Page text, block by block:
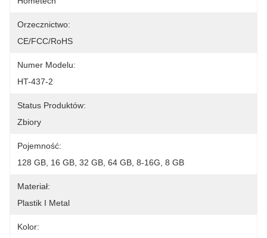
Orzecznictwo:
CE/FCC/RoHS
Numer Modelu:
HT-437-2
Status Produktów:
Zbiory
Pojemność:
128 GB, 16 GB, 32 GB, 64 GB, 8-16G, 8 GB
Materiał:
Plastik I Metal
Kolor: